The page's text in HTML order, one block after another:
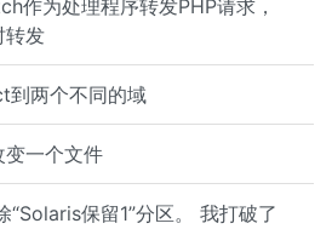
作为处理程序转发PHP请求，
转发
两个不同的域
变一个文件
“Solaris保留1”分区。 我打破了